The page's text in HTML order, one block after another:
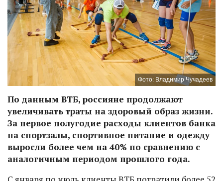
Фото: Владимир Чучадеев
По данным ВТБ, россияне продолжают
увеличивать траты на здоровый образ жизни.
За первое полугодие расходы клиентов банка
на спортзалы, спортивное питание и одежду
выросли более чем на 40% по сравнению с
аналогичным периодом прошлого года.